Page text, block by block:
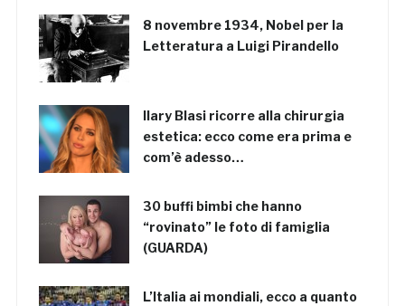
8 novembre 1934, Nobel per la
Letteratura a Luigi Pirandello
Ilary Blasi ricorre alla chirurgia
estetica: ecco come era prima e
com’è adesso…
30 buffi bimbi che hanno
“rovinato” le foto di famiglia
(GUARDA)
L’Italia ai mondiali, ecco a quanto